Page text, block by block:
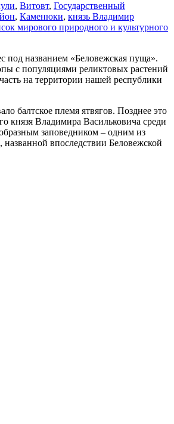
, Витовт, Государственный
, Каменюки, князь Владимир
мирового природного и культурного
под названием «Беловежская пуща».
с популяциями реликтовых растений
на территории нашей республики
балтское племя ятвягов. Позднее это
князя Владимира Васильковича среди
заповедником – одним из
впоследствии Беловежской